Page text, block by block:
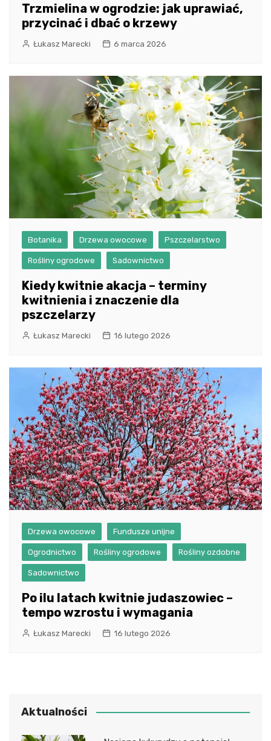
Trzmielina w ogrodzie: jak uprawiać,
przycinać i dbać o krzewy
Łukasz Marecki 6 marca 2026
Botanika Drzewa owocowe Pszczelarstwo
Rośliny ogrodowe Sadownictwo
Kiedy kwitnie akacja – terminy
kwitnienia i znaczenie dla
pszczelarzy
Łukasz Marecki 16 lutego 2026
Drzewa owocowe Fundusze unijne
Ogrodnictwo Rośliny ogrodowe Rośliny ozdobne
Sadownictwo
Po ilu latach kwitnie judaszowiec –
tempo wzrostu i wymagania
Łukasz Marecki 16 lutego 2026
Aktualności